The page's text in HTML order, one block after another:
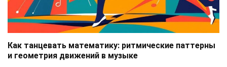
Как танцевать математику: ритмические паттерны
и геометрия движений в музыке